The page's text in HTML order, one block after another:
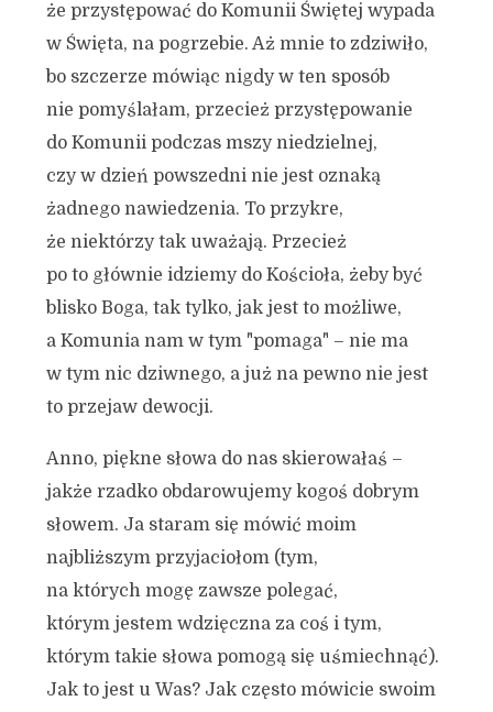
że przystępować do Komunii Świętej wypada
w Święta, na pogrzebie. Aż mnie to zdziwiło,
bo szczerze mówiąc nigdy w ten sposób
nie pomyślałam, przecież przystępowanie
do Komunii podczas mszy niedzielnej,
czy w dzień powszedni nie jest oznaką
żadnego nawiedzenia. To przykre,
że niektórzy tak uważają. Przecież
po to głównie idziemy do Kościoła, żeby być
blisko Boga, tak tylko, jak jest to możliwe,
a Komunia nam w tym "pomaga" – nie ma
w tym nic dziwnego, a już na pewno nie jest
to przejaw dewocji.
Anno, piękne słowa do nas skierowałaś –
jakże rzadko obdarowujemy kogoś dobrym
słowem. Ja staram się mówić moim
najbliższym przyjaciołom (tym,
na których mogę zawsze polegać,
którym jestem wdzięczna za coś i tym,
którym takie słowa pomogą się uśmiechnąć).
Jak to jest u Was? Jak często mówicie swoim